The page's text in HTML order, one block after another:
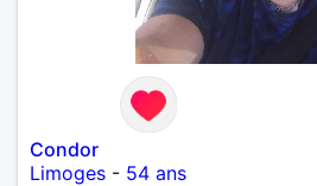
Condor
Limoges - 54 ans